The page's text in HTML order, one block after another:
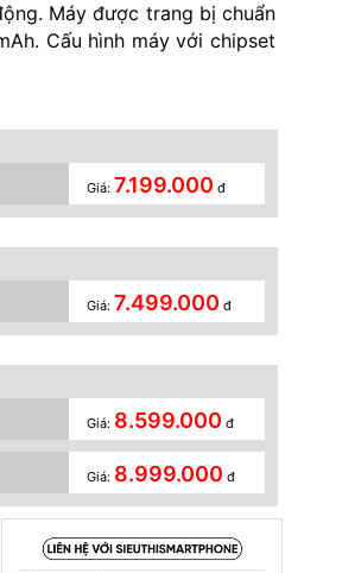
Máy được trang bị chuẩn
Cấu hình máy với chipset
Giá: 7.199.000 đ
Giá: 7.499.000 đ
Giá: 8.599.000 đ
Giá: 8.999.000 đ